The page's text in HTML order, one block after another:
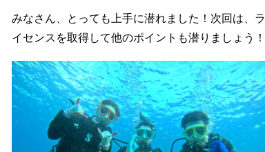
みなさん、とっても上手に潜れました！次回は、ラ
イセンスを取得して他のポイントも潜りましょう！